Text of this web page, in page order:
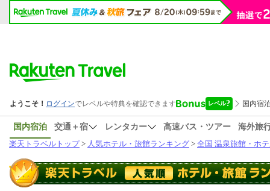
国内宿泊 交通＋宿 レンタカー 高速バス・ツアー
海外旅
楽天トラベルトップ> 人気ホテル・旅館ランキング > 全国 温泉旅館・ホ